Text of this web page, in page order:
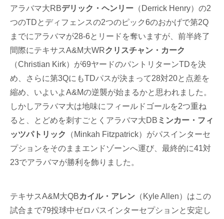
アラバマ大RBデリック・ヘンリー （Derrick Henry）の2
つのTDとディフェンスの2つのピック6のおかげで第2Q
までにアラバマが28-6とリードを奪いますが、前半終了
間際にテキサスA&M大WRクリスチャン・カーク
（Christian Kirk）が69ヤードのパントリターンTDを決
め、さらに第3QにもTDパスが決まって28対20と点差を
縮め、いよいよA&Mの逆襲が始まるかと思われました。
しかしアラバマ大は地味にフィールドゴールを2つ重ね
ると、とどめを刺すごとくアラバマ大DB ミンカー・フィ
ッツパトリック
（Minkah Fitzpatrick）がパスインターセ
プションをそのままエンドゾーンへ運び、最終的に41対
23でアラバマが勝利を飾りました。
テキサスA&M大QBカイル・アレン （Kyle Allen）はこの
試合まで79投球中ゼロパスインターセプションと安定し